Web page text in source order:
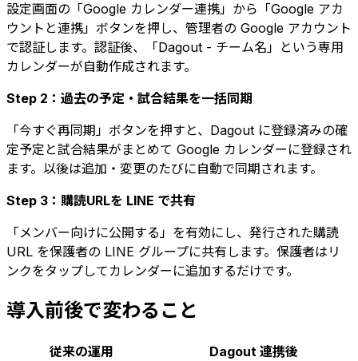
設定画面の「Google カレンダー連携」から「Google アカ
ウントと連携」ボタンを押し、管理者の Google アカウント
で認証します。認証後、「Dagout - チーム名」という専用
カレンダーが自動作成されます。
Step 2：過去の予定・試合結果を一括同期
「今すぐ再同期」ボタンを押すと、Dagout に登録済みの確
定予定と試合結果がまとめて Google カレンダーに登録され
ます。以後は追加・変更のたびに自動で同期されます。
Step 3：購読URLを LINE で共有
「メンバー向けに公開する」を有効にし、発行された購読
URL を保護者の LINE グループに共有します。保護者はリ
ンクをタップしてカレンダーに追加するだけです。
導入前後で変わること
従来の運用
Dagout 連携後